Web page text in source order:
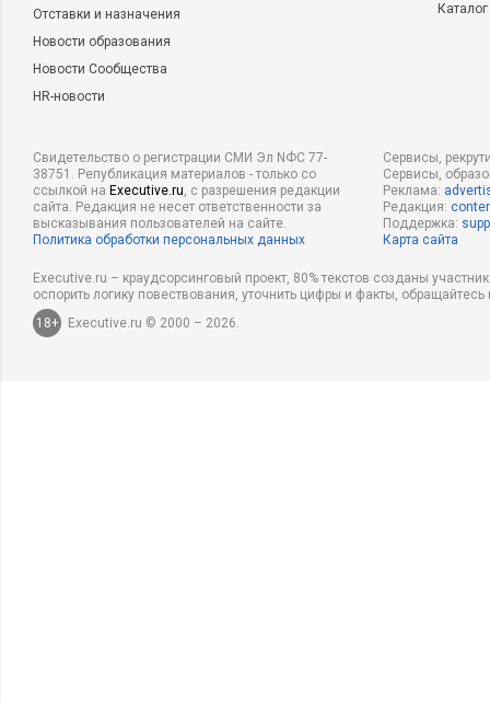
Отставки и назначения
Новости образования
Новости Сообщества
HR-новости
Свидетельство о регистрации СМИ Эл NФС 77-
38751. Републикация материалов - только со
ссылкой на Executive.ru, с разрешения редакции
сайта. Редакция не несет ответственности за
высказывания пользователей на сайте.
Политика обработки персональных данных
Сервисы,
Сервисы,
Реклама:
Редакция:
Поддержка:
Карта сайта
Executive.ru – краудсорсинговый проект, 80% текстов созданы
оспорить логику повествования, уточнить цифры и факты,
18+
Executive.ru © 2000 – 2026.